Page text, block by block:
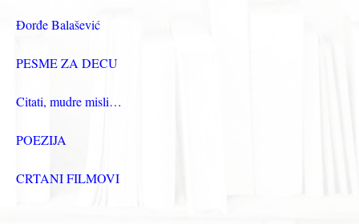
Đorđe Balašević
PESME ZA DECU
Citati, mudre misli…
POEZIJA
CRTANI FILMOVI